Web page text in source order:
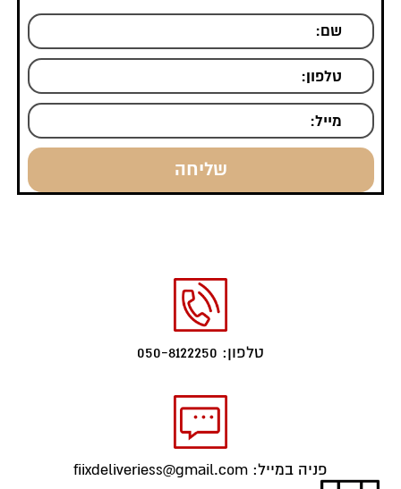
טלפון: 050-8122250
פניה במייל: fiixdeliveriess@gmail.com